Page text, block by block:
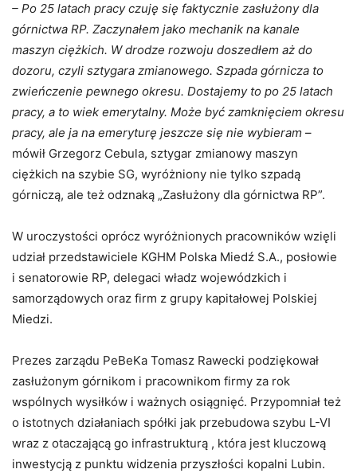
– Po 25 latach pracy czuję się faktycznie zasłużony dla
górnictwa RP. Zaczynałem jako mechanik na kanale
maszyn ciężkich. W drodze rozwoju doszedłem aż do
dozoru, czyli sztygara zmianowego. Szpada górnicza to
zwieńczenie pewnego okresu. Dostajemy to po 25 latach
pracy, a to wiek emerytalny. Może być zamknięciem okresu
pracy, ale ja na emeryturę jeszcze się nie wybieram –
mówił Grzegorz Cebula, sztygar zmianowy maszyn
ciężkich na szybie SG, wyróżniony nie tylko szpadą
górniczą, ale też odznaką „Zasłużony dla górnictwa RP”.
W uroczystości oprócz wyróżnionych pracowników wzięli
udział przedstawiciele KGHM Polska Miedź S.A., posłowie
i senatorowie RP, delegaci władz wojewódzkich i
samorządowych oraz firm z grupy kapitałowej Polskiej
Miedzi.
Prezes zarządu PeBeKa Tomasz Rawecki podziękował
zasłużonym górnikom i pracownikom firmy za rok
wspólnych wysiłków i ważnych osiągnięć. Przypomniał też
o istotnych działaniach spółki jak przebudowa szybu L-VI
wraz z otaczającą go infrastrukturą , która jest kluczową
inwestycją z punktu widzenia przyszłości kopalni Lubin.